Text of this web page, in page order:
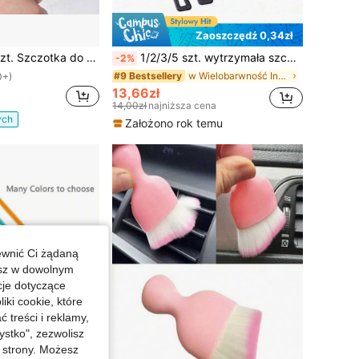
i szczotka z włosiem, wielokrotnego użytku wałek do czyszczenia grzebienia, narzędzie do stylizacji włosów, kuchnia, łazienka, dom, artykuły gospodarstwa domowego
Zaoszczędź 0,34zł
-2% 1/2/3/5 szt. wytrzymała szczotka do czyszczenia fug i szczelin, do kuchni, toalety i płytek, do trudno dostępnych miejsc, z twardym włosiem, do linii podłogi w prysznicu, wąskich szczelin, narożników i rowków, narzędzie do czyszczenia okien, szczotka do czyszczenia szczelin w kuchni i łazience
#9 Bestsellery w Wielobarwność Inne szczotki czyszczące
13,66zł
14,00złnajniższa cena
Założono rok temu
Ci żądaną
w dowolnym
dotyczące
cookie, które
treści i reklamy,
zezwolisz
Możesz